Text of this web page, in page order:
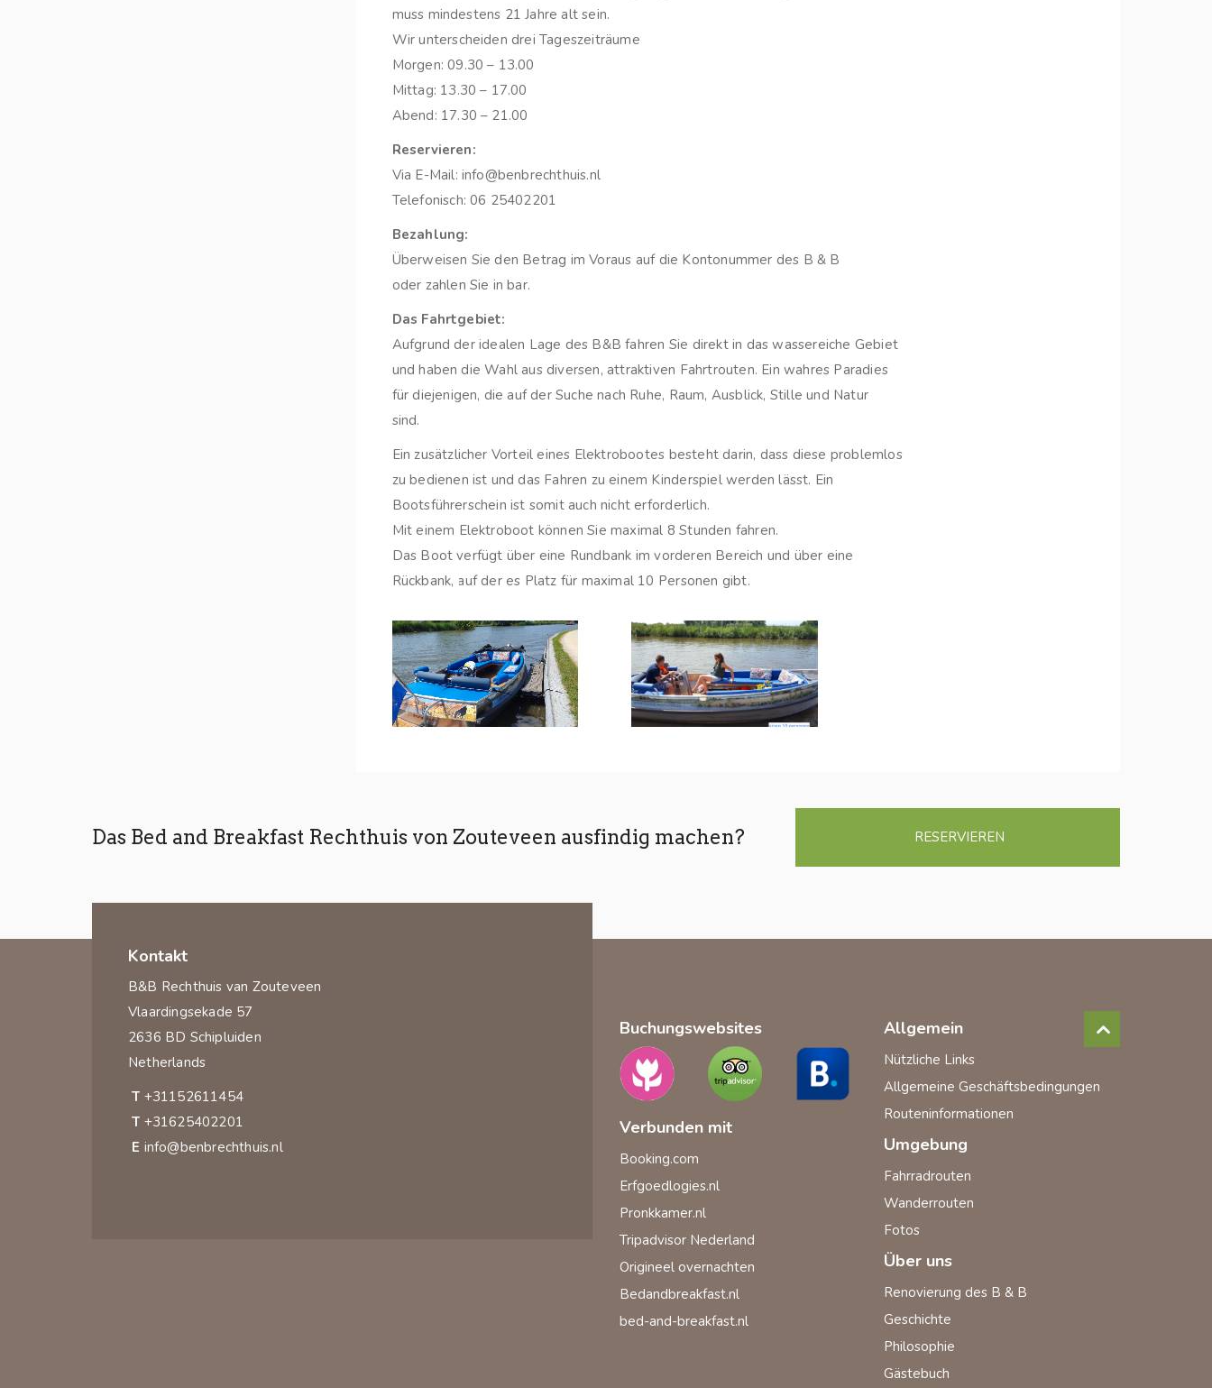
muss mindestens 21 Jahre alt sein.
Wir unterscheiden drei Tageszeiträume
Morgen: 09.30 – 13.00
Mittag: 13.30 – 17.00
Abend: 17.30 – 21.00
Reservieren:
Via E-Mail: info@benbrechthuis.nl
Telefonisch: 06 25402201
Bezahlung:
Überweisen Sie den Betrag im Voraus auf die Kontonummer des B & B
oder zahlen Sie in bar.
Das Fahrtgebiet:
Aufgrund der idealen Lage des B&B fahren Sie direkt in das wassereiche Gebiet
und haben die Wahl aus diversen, attraktiven Fahrtrouten. Ein wahres Paradies
für diejenigen, die auf der Suche nach Ruhe, Raum, Ausblick, Stille und Natur
sind.
Ein zusätzlicher Vorteil eines Elektrobootes besteht darin, dass diese problemlos
zu bedienen ist und das Fahren zu einem Kinderspiel werden lässt. Ein
Bootsführerschein ist somit auch nicht erforderlich.
Mit einem Elektroboot können Sie maximal 8 Stunden fahren.
Das Boot verfügt über eine Rundbank im vorderen Bereich und über eine
Rückbank, auf der es Platz für maximal 10 Personen gibt.
Das Bed and Breakfast Rechthuis von Zouteveen ausfindig machen? RESERVIEREN
Kontakt
B&B Rechthuis van Zouteveen
Vlaardingsekade 57
2636 BD Schipluiden
Netherlands
T +31152611454
T +31625402201
E info@benbrechthuis.nl
Buchungswebsites
Verbunden mit
Booking.com
Erfgoedlogies.nl
Pronkkamer.nl
Tripadvisor Nederland
Origineel overnachten
Bedandbreakfast.nl
bed-and-breakfast.nl
Allgemein
Nützliche Links
Allgemeine Geschäftsbedingungen
Routeninformationen
Umgebung
Fahrradrouten
Wanderrouten
Fotos
Über uns
Renovierung des B & B
Geschichte
Philosophie
Gästebuch